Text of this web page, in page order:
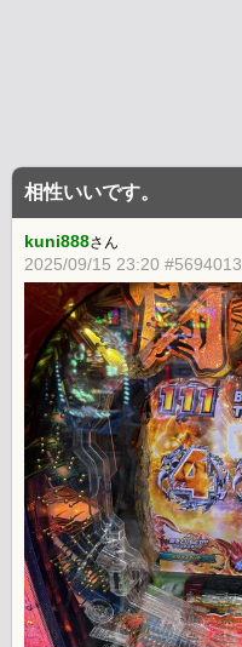
相性いいです。
kuni888さん
2025/09/15 23:20 #5694013